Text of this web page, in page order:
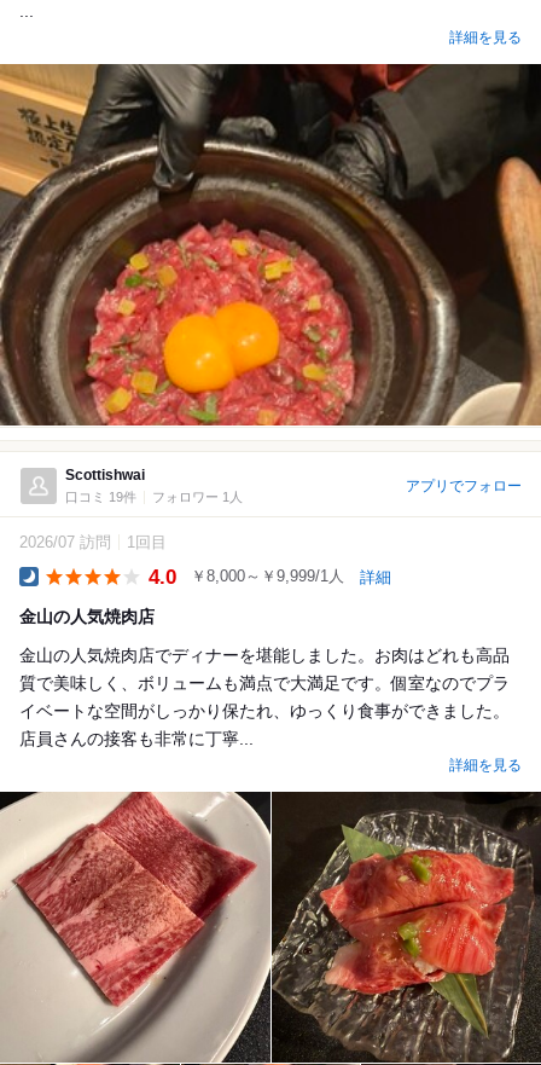
...
詳細を見る
Scottishwai
口コミ 19件 フォロワー 1人
アプリでフォロー
2026/07 訪問 1回目
4.0 ￥8,000～￥9,999/1人 詳細
金山の人気焼肉店
金山の人気焼肉店でディナーを堪能しました。お肉はどれも高品
質で美味しく、ボリュームも満点で大満足です。個室なのでプラ
イベートな空間がしっかり保たれ、ゆっくり食事ができました。
店員さんの接客も非常に丁寧...
詳細を見る